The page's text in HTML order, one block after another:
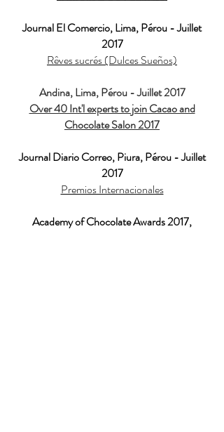
Journal El Comercio, Lima, Pérou - Juillet
2017
Rêves sucrés (Dulces Sueños)
Andina, Lima, Pérou - Juillet 2017
Over 40 Int'l experts to join Cacao and
Chocolate Salon 2017
Journal Diario Correo, Piura, Pérou - Juillet
2017
Premios Internacionales
Academy of Chocolate Awards 2017,